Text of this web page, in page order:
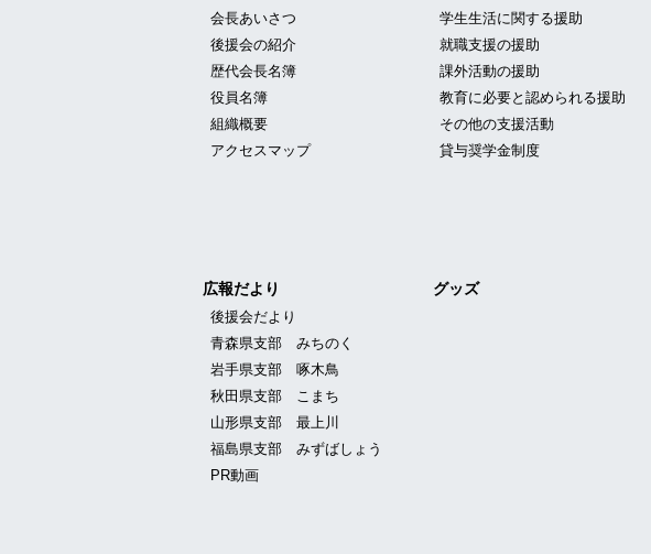
会長あいさつ
後援会の紹介
歴代会長名簿
役員名簿
組織概要
アクセスマップ
学生生活に関する援助
就職支援の援助
課外活動の援助
教育に必要と認められる援助
その他の支援活動
貸与奨学金制度
広報だより
後援会だより
青森県支部 みちのく
岩手県支部 啄木鳥
秋田県支部 こまち
山形県支部 最上川
福島県支部 みずばしょう
PR動画
グッズ